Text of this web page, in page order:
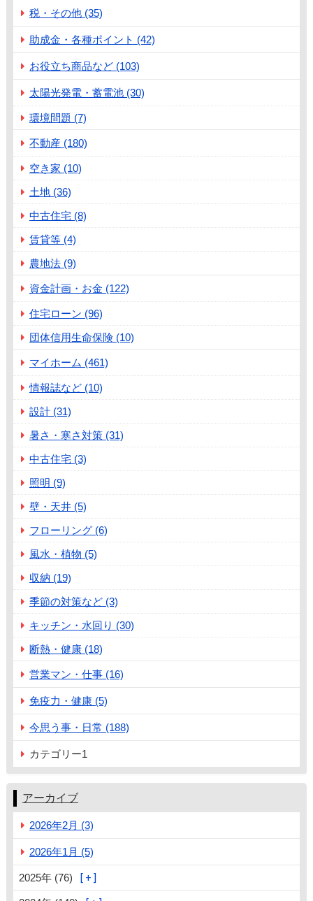
税・その他 (35)
助成金・各種ポイント (42)
お役立ち商品など (103)
太陽光発電・蓄電池 (30)
環境問題 (7)
不動産 (180)
空き家 (10)
土地 (36)
中古住宅 (8)
賃貸等 (4)
農地法 (9)
資金計画・お金 (122)
住宅ローン (96)
団体信用生命保険 (10)
マイホーム (461)
情報誌など (10)
設計 (31)
暑さ・寒さ対策 (31)
中古住宅 (3)
照明 (9)
壁・天井 (5)
フローリング (6)
風水・植物 (5)
収納 (19)
季節の対策など (3)
キッチン・水回り (30)
断熱・健康 (18)
営業マン・仕事 (16)
免疫力・健康 (5)
今思う事・日常 (188)
カテゴリー1
アーカイブ
2026年2月 (3)
2026年1月 (5)
2025年 (76)